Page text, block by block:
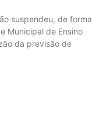
suspendeu, de forma
Municipal de Ensino
da previsão de